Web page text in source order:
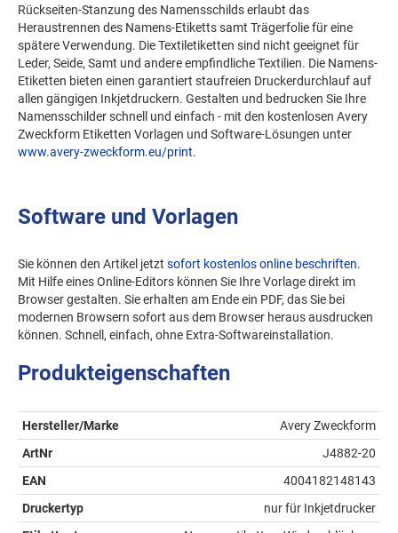
Rückseiten-Stanzung des Namensschilds erlaubt das
Heraustrennen des Namens-Etiketts samt Trägerfolie für eine
spätere Verwendung. Die Textiletiketten sind nicht geeignet für
Leder, Seide, Samt und andere empfindliche Textilien. Die Namens-
Etiketten bieten einen garantiert staufreien Druckerdurchlauf auf
allen gängigen Inkjetdruckern. Gestalten und bedrucken Sie Ihre
Namensschilder schnell und einfach - mit den kostenlosen Avery
Zweckform Etiketten Vorlagen und Software-Lösungen unter
www.avery-zweckform.eu/print.
Software und Vorlagen
Sie können den Artikel jetzt sofort kostenlos online beschriften.
Mit Hilfe eines Online-Editors können Sie Ihre Vorlage direkt im
Browser gestalten. Sie erhalten am Ende ein PDF, das Sie bei
modernen Browsern sofort aus dem Browser heraus ausdrucken
können. Schnell, einfach, ohne Extra-Softwareinstallation.
Produkteigenschaften
Hersteller/Marke
Avery Zweckform
ArtNr
J4882-20
EAN
4004182148143
Druckertyp
nur für Inkjetdrucker